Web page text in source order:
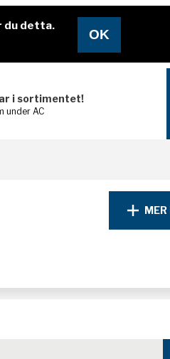
du detta.
i sortimentet!
under AC
MER